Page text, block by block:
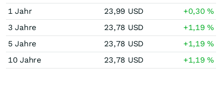
1 Jahr
23,99 USD +0,30%
3 Jahre
23,78 USD +1,19%
5 Jahre
23,78 USD +1,19%
10 Jahre
23,78 USD +1,19%